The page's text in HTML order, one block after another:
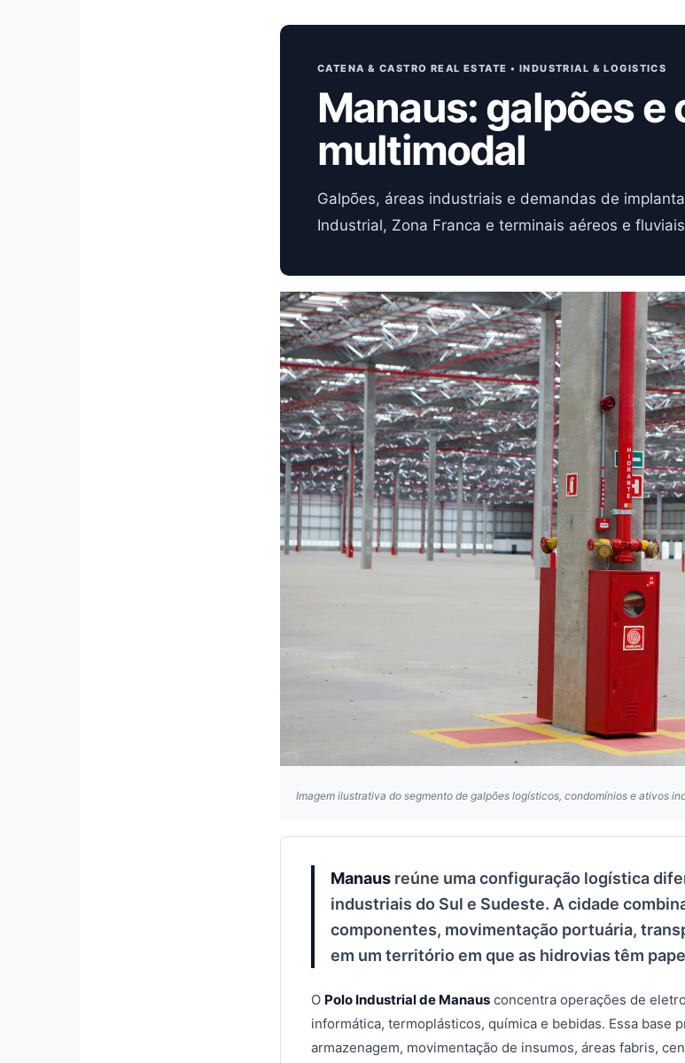
CATENA & CASTRO REAL ESTATE • INDUSTRIAL & LOGISTICS
Manaus: galpões e
multimodal
Galpões, áreas industriais e demandas de
Industrial, Zona Franca e terminais aéreos e
Imagem ilustrativa do segmento de galpões logísticos, condomínios e ativos
Manaus reúne uma configuração logística
industriais do Sul e Sudeste. A cidade
componentes, movimentação portuária,
em um território em que as hidrovias têm
O Polo Industrial de Manaus concentra operações de
informática, termoplásticos, química e bebidas. Essa base
armazenagem, movimentação de insumos, áreas fabris,